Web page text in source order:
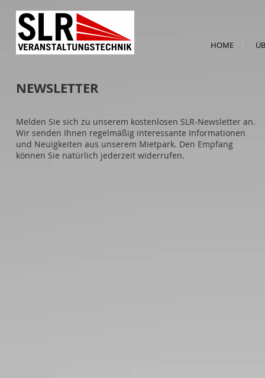
HOME
NEWSLETTER
Melden Sie sich zu unserem kostenlosen SLR-Newsletter an.
Wir senden Ihnen regelmäßig interessante Informationen
und Neuigkeiten aus unserem Mietpark. Den Empfang
können Sie natürlich jederzeit widerrufen.